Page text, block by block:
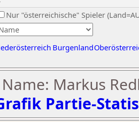
Nur "österreichische" Spieler
Burgenland
Markus
Partie-